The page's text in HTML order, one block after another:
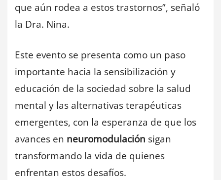
que aún rodea a estos trastornos”, señaló
la Dra. Nina.
Este evento se presenta como un paso
importante hacia la sensibilización y
educación de la sociedad sobre la salud
mental y las alternativas terapéuticas
emergentes, con la esperanza de que los
avances en neuromodulación sigan
transformando la vida de quienes
enfrentan estos desafíos.